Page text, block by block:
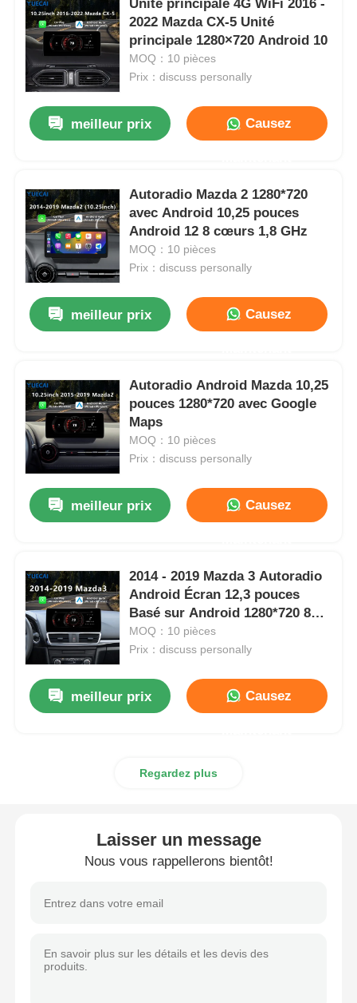
Aperçu
Produits
Unité principale 4G WiFi 2016 -
2022 Mazda CX-5 Unité
principale 1280×720 Android 10
MOQ：10 pièces
Prix：discuss personally
meilleur prix Causez
Autoradio Mazda 2 1280*720
avec Android 10,25 pouces
Android 12 8 cœurs 1,8 GHz
MOQ：10 pièces
Prix：discuss personally
meilleur prix Causez
Autoradio Android Mazda 10,25
pouces 1280*720 avec Google
Maps
MOQ：10 pièces
Prix：discuss personally
meilleur prix Causez
2014 - 2019 Mazda 3 Autoradio
Android Écran 12,3 pouces
Basé sur Android 1280*720 8
cœurs 1,8 GHz
MOQ：10 pièces
Prix：discuss personally
meilleur prix Causez
Regardez plus
Laisser un message
Nous vous rappellerons bientôt!